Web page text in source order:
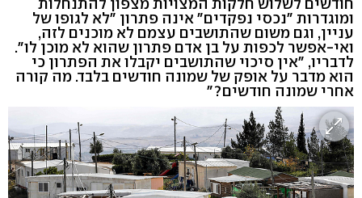
ומוגדרות "נכסי נפקדים" אינה פתרון "לא לגופו של
עניין, וגם משום שהתושבים עצמם לא מוכנים לזה,
ואי-אפשר לכפות על בן אדם פתרון שהוא לא מוכן לו".
לדבריו, "אין סיכוי שהתושבים יקבלו את הפתרון כי
הוא מדבר על אופק של שמונה חודשים בלבד. מה קורה
אחרי שמונה חודשים?"